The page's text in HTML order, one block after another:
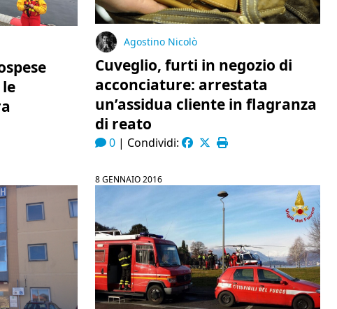
Agostino Nicolò
Cuveglio, furti in negozio di
acconciature: arrestata
un’assidua cliente in flagranza
di reato
0 | Condividi:
8 GENNAIO 2016